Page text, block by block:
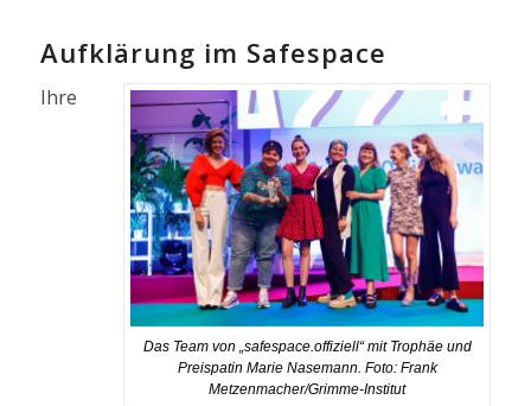
Aufklärung im Safespace
Das Team von „safespace.offiziell“ mit Trophäe und
Preispatin Marie Nasemann. Foto: Frank
Metzenmacher/Grimme-Institut
Ihre